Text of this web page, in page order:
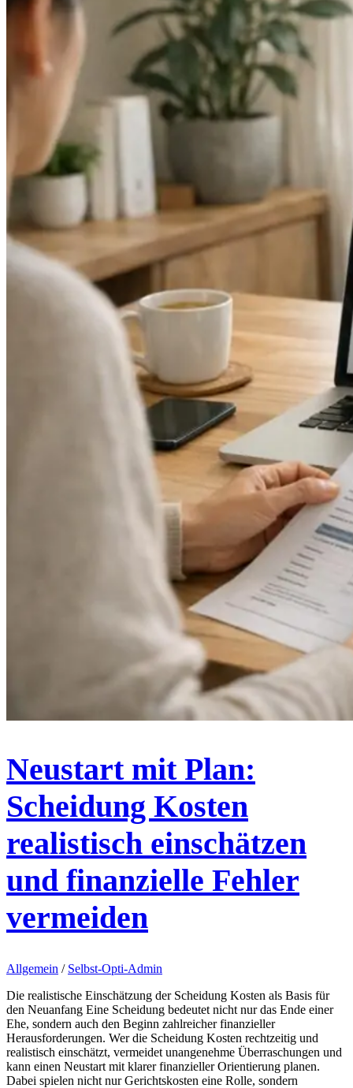
Neustart mit Plan:
Scheidung Kosten
realistisch einschätzen
und finanzielle Fehler
vermeiden
Allgemein / Selbst-Opti-Admin
Die realistische Einschätzung der Scheidung Kosten als Basis für
den Neuanfang Eine Scheidung bedeutet nicht nur das Ende einer
Ehe, sondern auch den Beginn zahlreicher finanzieller
Herausforderungen. Wer die Scheidung Kosten rechtzeitig und
realistisch einschätzt, vermeidet unangenehme Überraschungen und
kann einen Neustart mit klarer finanzieller Orientierung planen.
Dabei spielen nicht nur Gerichtskosten eine Rolle, sondern